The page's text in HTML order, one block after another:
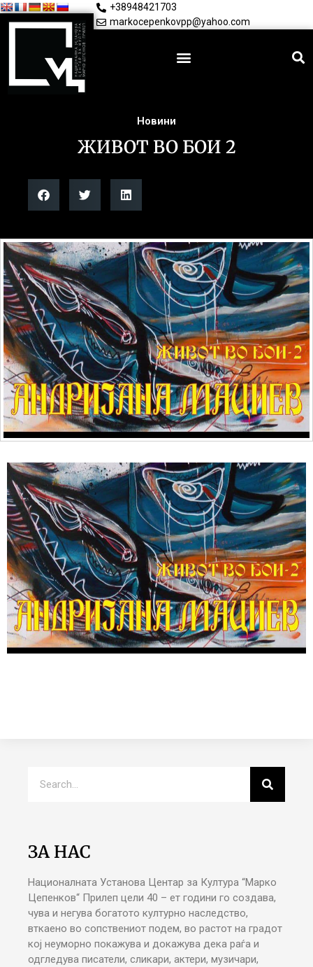
+38948421703
markocepenkovpp@yahoo.com
Новини
ЖИВОТ ВО БОИ 2
ЗА НАС
Националната Установа Центар за Култура “Марко
Цепенков“ Прилеп цели 40 – ет години го создава,
чува и негува богатото културно наследство,
вткаено во сопствениот подем, во растот на градот
кој неуморно покажува и докажува дека раѓа и
одгледува писатели, сликари, актери, музичари,